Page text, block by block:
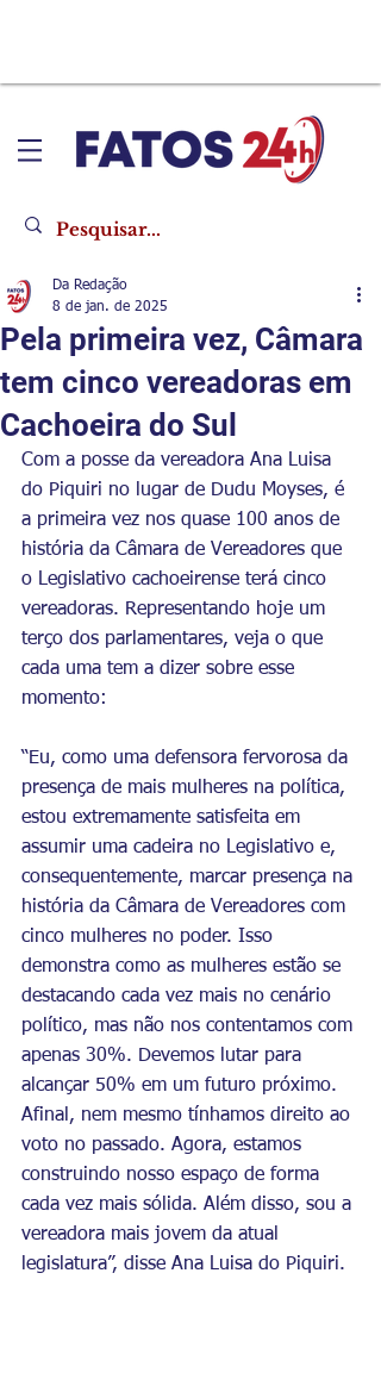
Pela primeira vez, Câmara
tem cinco vereadoras em
Cachoeira do Sul
Da Redação
8 de jan. de 2025
Com a posse da vereadora Ana Luisa
do Piquiri no lugar de Dudu Moyses, é
a primeira vez nos quase 100 anos de
história da Câmara de Vereadores que
o Legislativo cachoeirense terá cinco
vereadoras. Representando hoje um
terço dos parlamentares, veja o que
cada uma tem a dizer sobre esse
momento:
“Eu, como uma defensora fervorosa da
presença de mais mulheres na política,
estou extremamente satisfeita em
assumir uma cadeira no Legislativo e,
consequentemente, marcar presença na
história da Câmara de Vereadores com
cinco mulheres no poder. Isso
demonstra como as mulheres estão se
destacando cada vez mais no cenário
político, mas não nos contentamos com
apenas 30%. Devemos lutar para
alcançar 50% em um futuro próximo.
Afinal, nem mesmo tínhamos direito ao
voto no passado. Agora, estamos
construindo nosso espaço de forma
cada vez mais sólida. Além disso, sou a
vereadora mais jovem da atual
legislatura”, disse Ana Luisa do Piquiri.